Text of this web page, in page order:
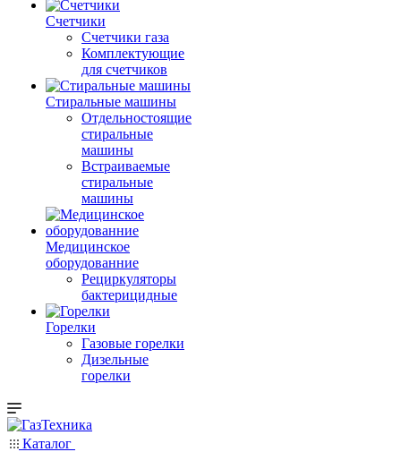
Счетчики
Счетчики газа
Комплектующие
для счетчиков
Стиральные машины
Отдельностоящие
стиральные
машины
Встраиваемые
стиральные
машины
Медицинское
оборудованние
Рециркуляторы
бактерицидные
Горелки
Газовые горелки
Дизельные
горелки
Каталог